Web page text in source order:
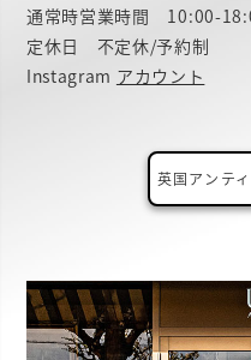
通常時営業時間 10:00-
定休日 不定休/予約制
Instagram アカウント
英国アンテ